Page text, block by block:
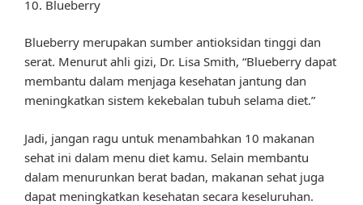
10. Blueberry
Blueberry merupakan sumber antioksidan tinggi dan
serat. Menurut ahli gizi, Dr. Lisa Smith, “Blueberry dapat
membantu dalam menjaga kesehatan jantung dan
meningkatkan sistem kekebalan tubuh selama diet.”
Jadi, jangan ragu untuk menambahkan 10 makanan
sehat ini dalam menu diet kamu. Selain membantu
dalam menurunkan berat badan, makanan sehat juga
dapat meningkatkan kesehatan secara keseluruhan.